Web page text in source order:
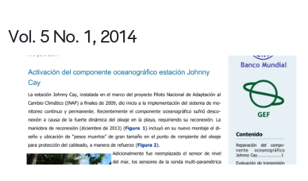
Vol. 5 No. 1, 2014